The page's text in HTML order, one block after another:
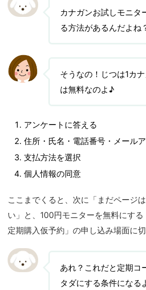
カナガンお試しモニタ
る方法があるんだよね
そうなの！じつは1カ
は無料なのよ♪
アンケートに答える
住所・氏名・電話番号・メール
支払方法を選択
個人情報の同意
ここまでくると、次に「まだページ
い」と、100円モニターを無料にす
定期購入仮予約」の申し込み場面に切
あれ？これだと定期コ
タダにする条件になる